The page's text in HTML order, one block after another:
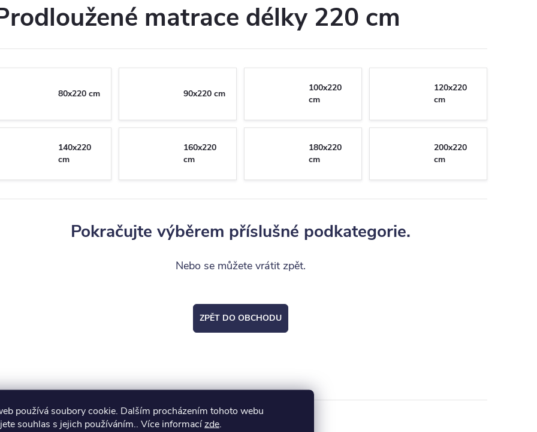
používá soubory cookie. Dalším procházením tohoto webu
souhlas s jejich používáním.. Více informacízde.
matrace délky 220 cm
80x220 cm 90x220 cm
100x220
cm
120x220
cm
140x220
cm
160x220
cm
180x220
cm
200x220
cm
Pokračujte výběrem příslušné podkategorie.
Nebo se můžete vrátit zpět.
ZPĚT DO OBCHODU